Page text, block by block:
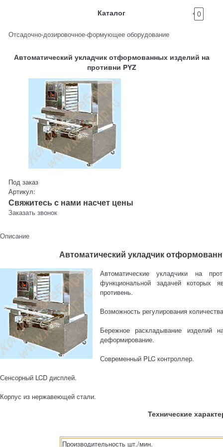
Каталог 0
Отсадочно-дозировочное-формующее оборудование
Автоматический укладчик отформованных изделий на
противни PYZ
Под заказ
Артикул:
Свяжитесь с нами насчет цены
Заказать звонок
Описание
Автоматический укладчик
Автоматические укладчики на
функциональной задачей которых
противень.
Возможность регулирования
Бережное раскладывание изделий
деформирование.
Современный PLC контроллер.
Сенсорный LCD дисплей.
Корпус из нержавеющей стали.
Технические
Производительность шт./мин.